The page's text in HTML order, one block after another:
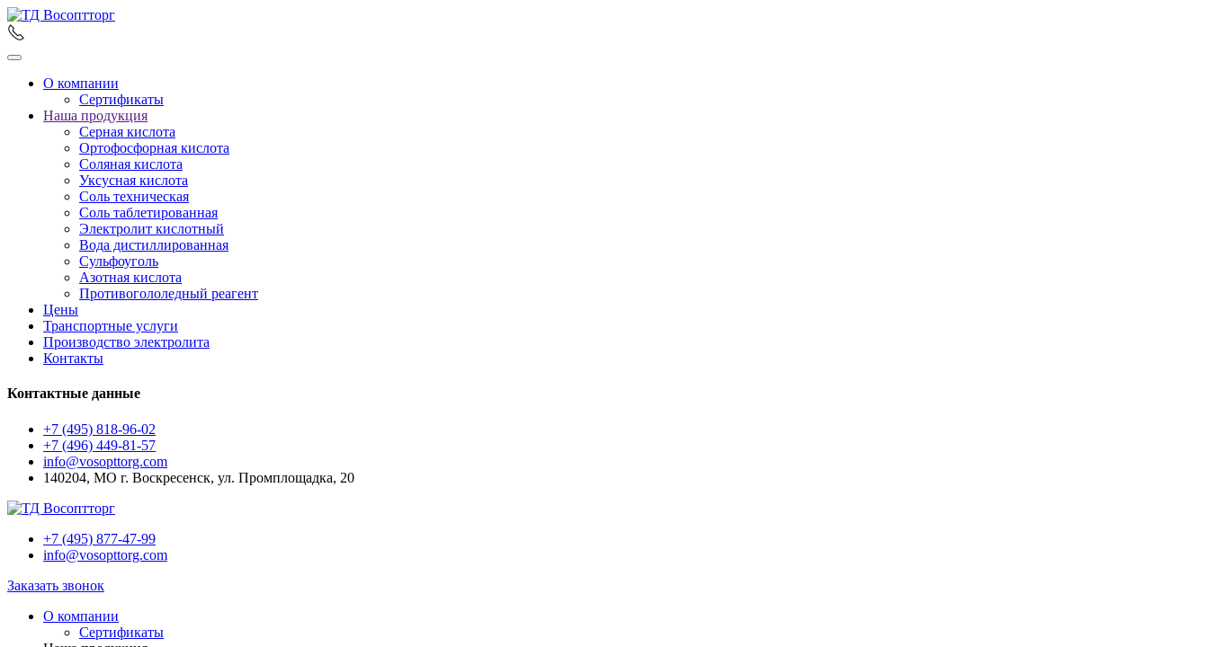
О компании
Сертификаты
Наша продукция
Серная кислота
Ортофосфорная кислота
Соляная кислота
Уксусная кислота
Соль техническая
Соль таблетированная
Электролит кислотный
Вода дистиллированная
Сульфоуголь
Азотная кислота
Противогололедный реагент
Цены
Транспортные услуги
Производство электролита
Контакты
Контактные данные
+7 (495) 818-96-02
+7 (496) 449-81-57
info@vosopttorg.com
140204, МО г. Воскресенск, ул. Промплощадка, 20
+7 (495) 877-47-99
info@vosopttorg.com
Заказать звонок
О компании
Сертификаты